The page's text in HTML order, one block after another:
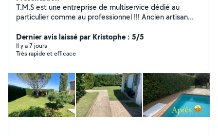
T.M.S est une entreprise de multiservice dédié au
particulier comme au professionnel !!! Ancien artisan
aider au quotidien dans vos petits travaux et grands
Dernier avis laissé par Kristophe : 5/5
Il y a 7 jours
Très rapide et efficace